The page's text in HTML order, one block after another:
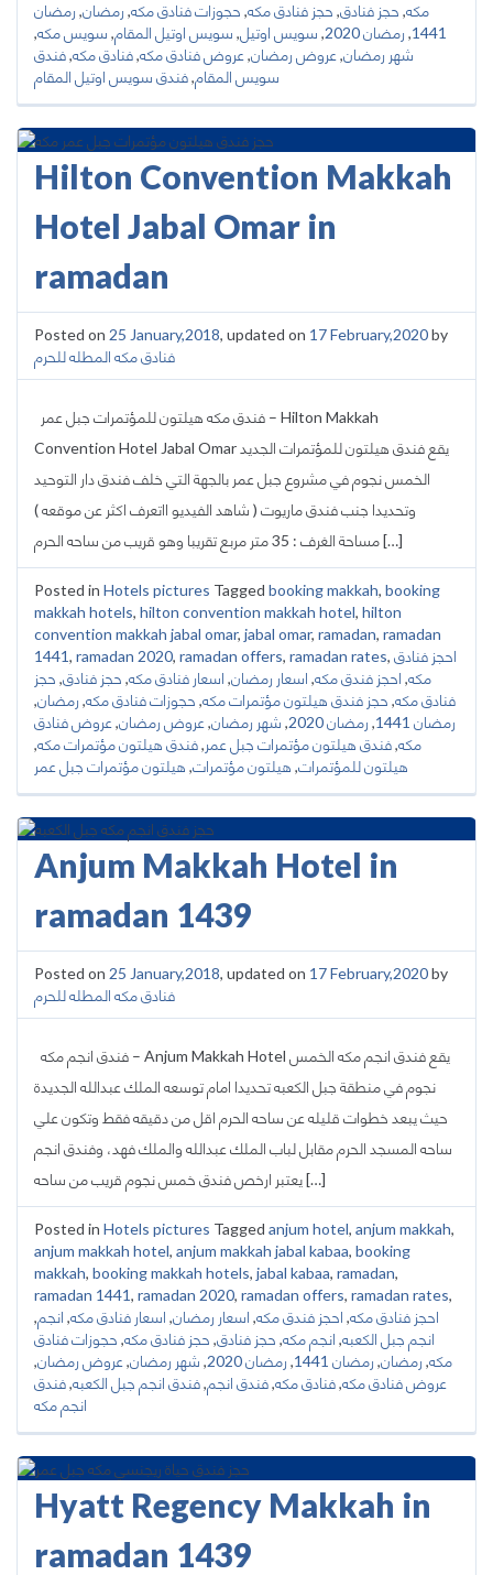
مكه, حجز فنادق, حجز فنادق مكه, حجوزات فنادق مكه, رمضان, رمضان
1441
, رمضان 2020 , سويس اوتيل, سويس اوتيل المقام, سويس مكه,
شهر رمضان,عروض رمضان,عروض فنادق مكه,فنادق مكه,فندق
سويس المقام,فندق سويس اوتيل المقام
Hilton Convention Makkah
Hotel Jabal Omar in
ramadan
Posted on 25 January,2018, updated on 17 February,2020by
فنادق مكه المطله للحرم
Convention Hotel Jabal Omar يقع فندق هيلتون للمؤتمرات الجديد
الخمس نجوم في مشروع جبل عمر بالجهة التي خلف فندق دار التوحيد
وتحديدا جنب فندق ماريوت ( شاهد الفيديو ااتعرف اكثر عن موقعه )
مساحة الغرف : 35 متر مربع تقريبا وهو قريب من ساحه الحرم […]
Posted in Hotels pictures Tagged booking makkah, booking
makkah hotels, hilton convention makkah hotel, hilton
convention makkah jabal omar, jabal omar, ramadan, ramadan
1441, ramadan 2020, ramadan offers, ramadan rates, احجز فنادق
مكه, احجز فندق مكه, اسعار رمضان, اسعار فنادق مكه, حجز فنادق, حجز
فنادق مكه, حجز فندق هيلتون مؤتمرات مكه, حجوزات فنادق مكه, رمضان,
رمضان 1441
, رمضان 2020 , شهر رمضان, عروض رمضان, عروض فنادق
مكه,فندق هيلتون مؤتمرات جبل عمر,فندق هيلتون مؤتمرات مكه,
هيلتون للمؤتمرات, هيلتون مؤتمرات, هيلتون مؤتمرات جبل عمر
Anjum Makkah Hotel in
ramadan 1439
Posted on 25 January,2018, updated on 17 February,2020by
فنادق مكه المطله للحرم
نجوم في منطقة جبل الكعبه تحديدا امام توسعه الملك عبدالله الجديدة
حيث يبعد خطوات قليله عن ساحه الحرم اقل من دقيقه فقط وتكون علي
ساحه المسجد الحرم مقابل لباب الملك عبدالله والملك فهد، وفندق انجم
يعتبر ارخص فندق خمس نجوم قريب من ساحه […]
Posted in Hotels pictures Tagged anjum hotel, anjum makkah,
anjum makkah hotel, anjum makkah jabal kabaa, booking
makkah, booking makkah hotels, jabal kabaa, ramadan,
ramadan 1441, ramadan 2020, ramadan offers, ramadan rates,
احجز فنادق مكه, احجز فندق مكه, اسعار رمضان, اسعار فنادق مكه, انجم,
انجم جبل الكعبه, انجم مكه, حجز فنادق, حجز فنادق مكه, حجوزات فنادق
مكه, رمضان, رمضان 1441 , رمضان 2020 , شهر رمضان, عروض رمضان,
عروض فنادق مكه,فنادق مكه,فندق انجم,فندق انجم جبل الكعبه,فندق
انجم مكه
Hyatt Regency Makkah in
ramadan 1439